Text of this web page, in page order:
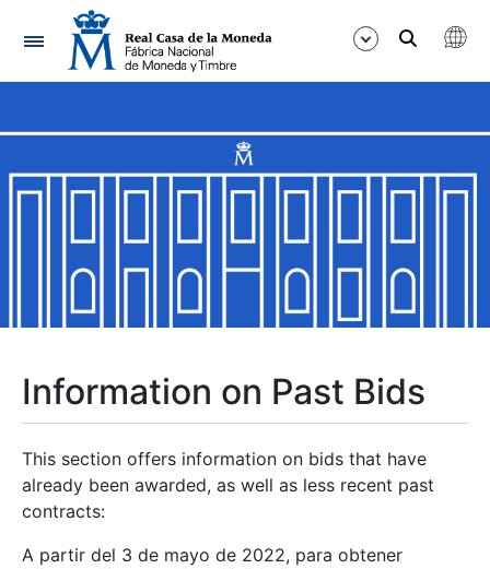
Navigation
Show/Hide
Show/Hide
Show/Hide
Show/Hide
Information on Past Bids
This section offers information on bids that have
already been awarded, as well as less recent past
contracts:
A partir del 3 de mayo de 2022, para obtener